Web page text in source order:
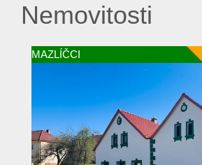
Nemovitosti